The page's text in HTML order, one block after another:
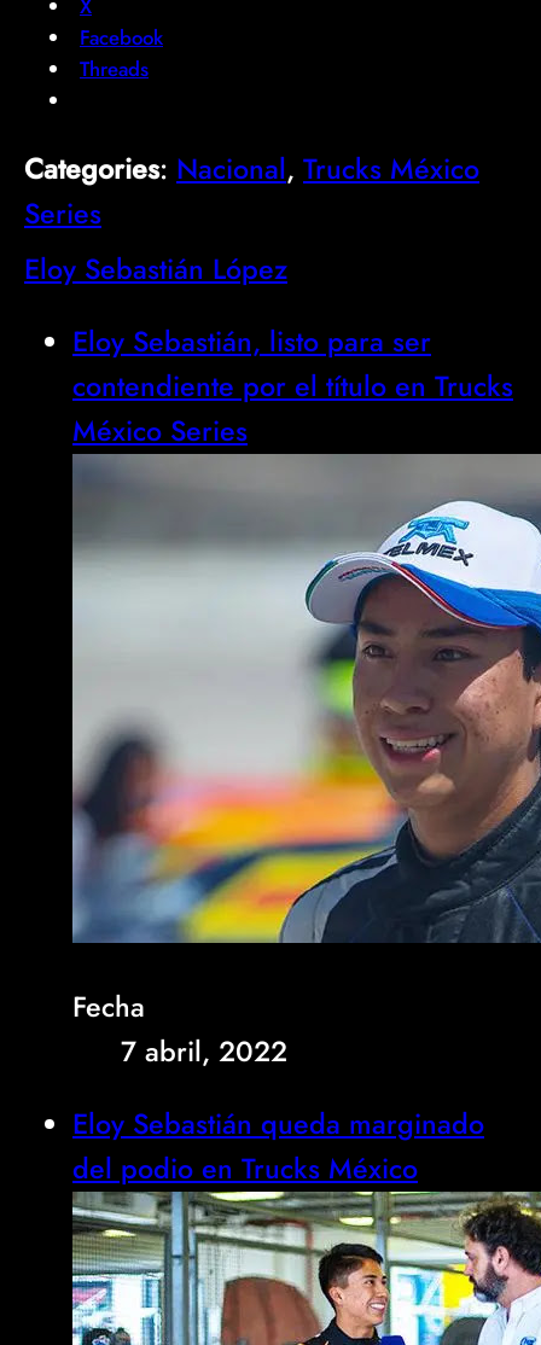
X
Facebook
Threads
Categories: Nacional, Trucks México
Series
Eloy Sebastián López
Eloy Sebastián, listo para ser
contendiente por el título en Trucks
México Series
Fecha
7 abril, 2022
Eloy Sebastián queda marginado
del podio en Trucks México